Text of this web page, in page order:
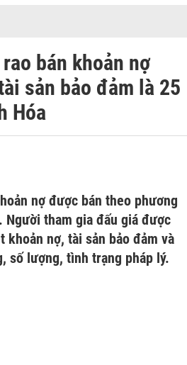
bán khoản nợ
sản bảo đảm là 25
Hóa
nợ được bán theo phương
Người tham gia đấu giá được
khoản nợ, tài sản bảo đảm và
số lượng, tình trạng pháp lý.